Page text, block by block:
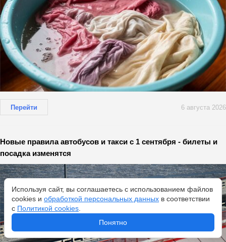
Перейти 6 августа 2026
Новые правила автобусов и такси с 1 сентября - билеты и
посадка изменятся
Используя сайт, вы соглашаетесь с использованием файлов
cookies и обработкой персональных данных в соответствии
с Политикой cookies
Понятно